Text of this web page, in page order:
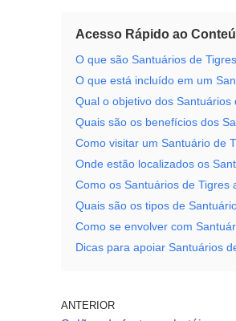
Acesso Rápido ao
O que são Santuários de
O que está incluído em um
Qual o objetivo dos Santuários
Quais são os benefícios dos
Como visitar um Santuário de
Onde estão localizados os
Como os Santuários de Tigres
Quais são os tipos de
Como se envolver com
Dicas para apoiar Santuários
ANTERIOR